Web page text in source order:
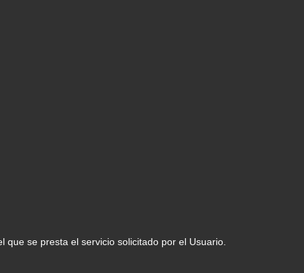
se presta el servicio solicitado por el Usuario.